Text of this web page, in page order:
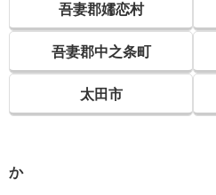
吾妻郡嬬恋村
吾妻郡中之条町
太田市
か